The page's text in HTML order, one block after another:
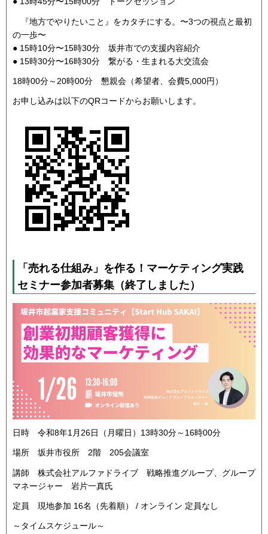
『地方でやりたいこと』をカタチにする。〜3つの視点と最初
の一歩〜
● 15時10分〜15時30分 坂井市での支援内容紹介
● 15時30分〜16時30分 繋がる・生まれる大交流会
18時00分～20時00分 懇親会（希望者、会費5,000円）
お申し込みは以下のQRコードからお願いします。
「売れる仕組み」を作る！マーケティング実践
セミナー参加者募集（終了しました）
日時 令和8年1月26日（月曜日）13時30分～16時00分
場所 坂井市役所 2階 205会議室
講師 株式会社アルファドライブ 戦略推進グループ、グループ
マネージャー 岩片一真氏
定員 現地参加 16名（先着順） / オンライン 定員なし
～タイムスケジュール～